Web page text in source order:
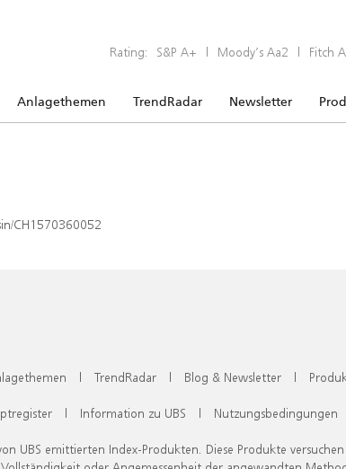
Rating: S&P A+ | Moody’s Aa2 | Fitch
Anlagethemen TrendRadar Newsletter
CH1570360052
| TrendRadar | Blog & Newsletter |
| Information zu UBS | Nutzungsbedingungen
UBS emittierten Index-Produkten. Diese Produkte